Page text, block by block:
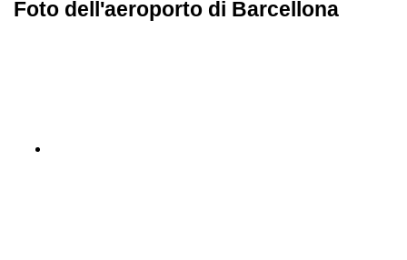
Foto dell'aeroporto di Barcellona